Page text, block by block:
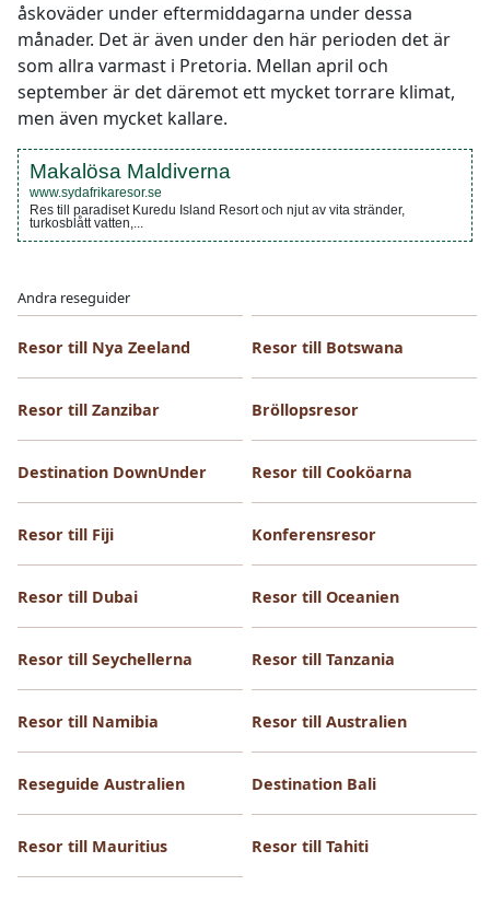
Andra reseguider
Resor till Nya Zeeland Resor till Botswana
Resor till Zanzibar Bröllopsresor
Destination DownUnder Resor till Cooköarna
Resor till Fiji Konferensresor
Resor till Dubai Resor till Oceanien
Resor till Seychellerna Resor till Tanzania
Resor till Namibia Resor till Australien
Reseguide Australien Destination Bali
Resor till Mauritius Resor till Tahiti
åskoväder under eftermiddagarna under dessa
månader. Det är även under den här perioden det är
som allra varmast i Pretoria. Mellan april och
september är det däremot ett mycket torrare klimat,
men även mycket kallare.
Makalösa Maldiverna
www.sydafrikaresor.se
Res till paradiset Kuredu Island Resort och njut av vita stränder,
turkosblått vatten,...